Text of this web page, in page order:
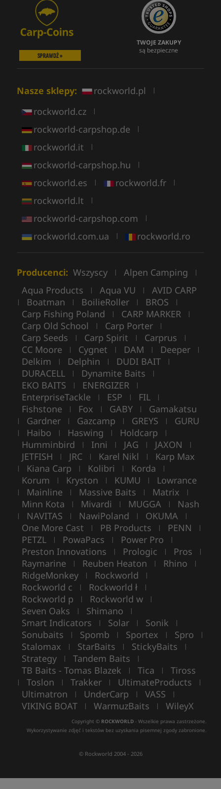
SPRAWDŹ »
TWOJE ZAKUPY
są bezpieczne
Nasze sklepy: rockworld.pl |
rockworld.cz |
rockworld-carpshop.de |
rockworld.it |
rockworld-carpshop.hu |
rockworld.es | rockworld.fr |
rockworld.lt |
rockworld-carpshop.com |
rockworld.com.ua | rockworld.ro
Producenci: Wszyscy | Alpen Camping |
Aqua Products | Aqua VU | AVID CARP
| Boatman | BoilieRoller | BROS |
Carp Fishing Poland | CARP MARKER |
Carp Old School | Carp Porter |
Carp Seeds | Carp Spirit | Carprus |
CC Moore | Cygnet | DAM | Deeper |
Delkim | Delphin | DUDI BAIT |
DURACELL | Dynamite Baits |
EKO BAITS | ENERGIZER |
EnterpriseTackle | ESP | FIL |
Fishstone | Fox | GABY | Gamakatsu
| Gardner | Gazcamp | GREYS | GURU
| Haibo | Haswing | Holdcarp |
Humminbird | Inni | JAG | JAXON |
JETFISH | JRC | Karel Nikl | Karp Max
| Kiana Carp | Kolibri | Korda |
Korum | Kryston | KUMU | Lowrance
| Mainline | Massive Baits | Matrix |
Minn Kota | Mivardi | MUGGA | Nash
| NAVITAS | NawiPoland | OKUMA |
One More Cast | PB Products | PENN |
PETZL | PowaPacs | Power Pro |
Preston Innovations | Prologic | Pros |
Raymarine | Reuben Heaton | Rhino |
RidgeMonkey | Rockworld |
Rockworld c | Rockworld ł |
Rockworld p | Rockworld w |
Seven Oaks | Shimano |
Smart Indicators | Solar | Sonik |
Sonubaits | Spomb | Sportex | Spro |
Stalomax | StarBaits | StickyBaits |
Strategy | Tandem Baits |
TB Baits - Tomas Blazek | Tica | Tiross
| Toslon | Trakker | UltimateProducts |
Ultimatron | UnderCarp | VASS |
VIKING BOAT | WarmuzBaits | WileyX
Copyright © ROCKWORLD - Wszelkie prawa zastrzeżone.
Wykorzystywanie zdjęć i tekstów bez uzyskania pisemnej zgody zabronione.
© Rockworld 2004 - 2026